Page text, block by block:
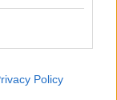
Policy
Avis Olbia al